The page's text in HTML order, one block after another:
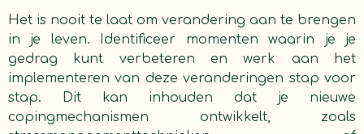
Het is nooit te laat om verandering aan te brengen
in je leven. Identificeer momenten waarin je je
gedrag kunt verbeteren en werk aan het
implementeren van deze veranderingen stap voor
stap. Dit kan inhouden dat je nieuwe
copingmechanismen ontwikkelt, zoals